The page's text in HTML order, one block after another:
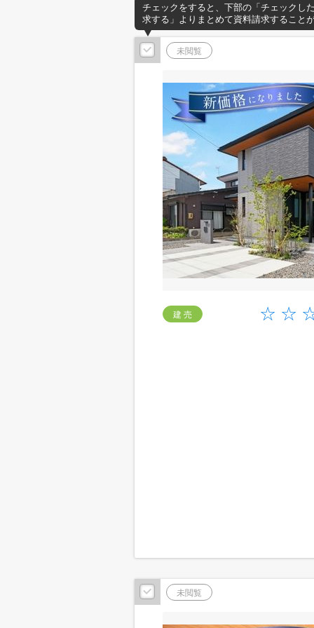
チェックをすると、下部の「チェックし
求する」よりまとめて資料請求すること
未閲覧
建 売
未閲覧